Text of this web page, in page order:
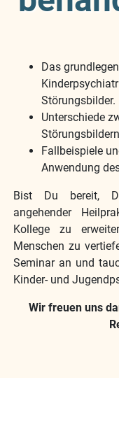
Das
Störungsbilder.
Unterschiede
Fallbeispiele
Anwendung
Bist Du bereit,
angehender
Kollege zu
Menschen zu
Seminar an und
Kinder- und
Wir freuen uns